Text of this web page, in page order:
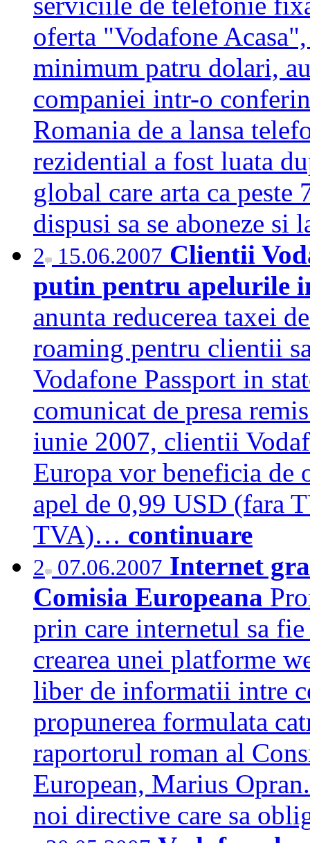
oferta "Vodafone
minimum patru dolari,
companiei intr-o
Romania de a lansa
rezidential a fost luata
global care arta ca
dispusi sa se aboneze
2 15.06.2007 Clientii
putin pentru apelurile
anunta reducerea taxei
roaming pentru clientii
Vodafone Passport in
comunicat de presa
iunie 2007, clientii
Europa vor beneficia de
apel de 0,99 USD (fara
TVA)… continuare
2 07.06.2007 Internet
Comisia Europeana
prin care internetul sa
crearea unei platforme
liber de informatii intre
propunerea formulata
raportorul roman al
European, Marius
noi directive care sa